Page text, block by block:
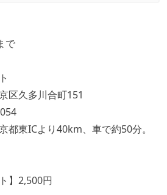
で
区久多川合町151
都東ICより40km、車で約50分。
】2,500円